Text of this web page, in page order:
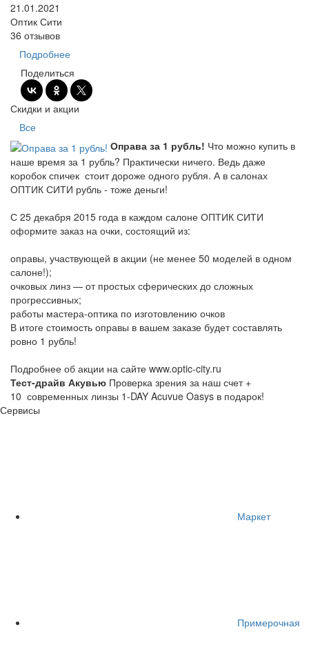
21.01.2021
Оптик Сити
36 отзывов
Подробнее
Поделиться
Скидки и акции
Все
Оправа за 1 рубль! Что можно купить в
наше время за 1 рубль? Практически ничего. Ведь даже
коробок спичек стоит дороже одного рубля. А в салонах
ОПТИК СИТИ рубль - тоже деньги!
С 25 декабря 2015 года в каждом салоне ОПТИК СИТИ
оформите заказ на очки, состоящий из:
оправы, участвующей в акции (не менее 50 моделей в одном
салоне!);
очковых линз — от простых сферических до сложных
прогрессивных;
работы мастера-оптика по изготовлению очков
В итоге стоимость оправы в вашем заказе будет составлять
ровно 1 рубль!
Подробнее об акции на сайте www.optic-city.ru
Тест-драйв Акувью Проверка зрения за наш счет +
10 современных линзы 1-DAY Acuvue Oasys в подарок!
Сервисы
Маркет
Примерочная